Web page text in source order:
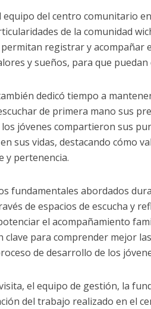
del centro comunitario
de la comunidad
registrar y acompañar
y sueños, para que
dedicó tiempo a
de primera mano sus
jóvenes compartieron sus
sus vidas, destacando cómo
y pertenencia.
fundamentales abordados
de espacios de escucha y
el acompañamiento
para comprender mejor
de desarrollo de los
el equipo de gestión, la
del trabajo realizado en el